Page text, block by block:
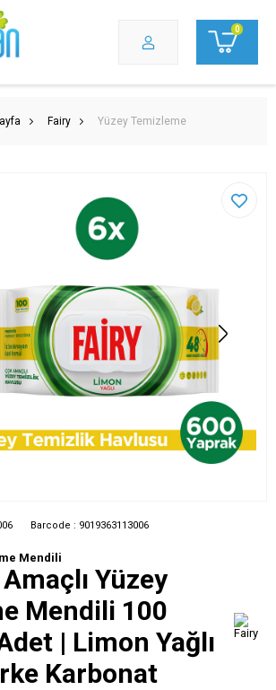
0
Fairy Yüzey Temizleme
Barcode : 9019363113006
Mendili
Yüzey
Mendili 100
| Limon Yağlı
Karbonat